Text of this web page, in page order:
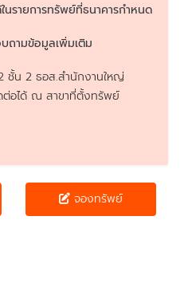
ในรายการทรัพย์ที่ธนาคารกำหนด
ถามข้อมูลเพิ่มเติม
ชั้น 2 ธอส.สำนักงานใหญ่
อได้ ณ สาขาที่ตั้งทรัพย์
จองทรัพย์